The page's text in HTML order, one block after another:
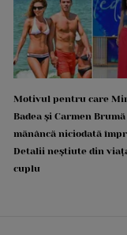
Motivul pentru care
Badea și Carmen
mănâncă niciodată
Detalii neștiute din
cuplu